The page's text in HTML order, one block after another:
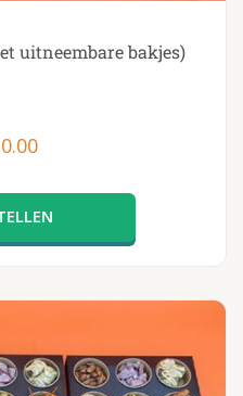
uitneembare bakjes)